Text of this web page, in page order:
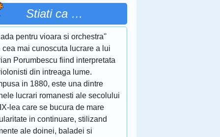
Stiati ca …
pentru vioara si orchestra''
cea mai cunoscuta lucrare a lui
Porumbescu fiind interpretata
din intreaga lume.
in 1880, este una dintre
lucrari romanesti ale secolului
lea care se bucura de mare
in continuare, stilizand
ale doinei, baladei si